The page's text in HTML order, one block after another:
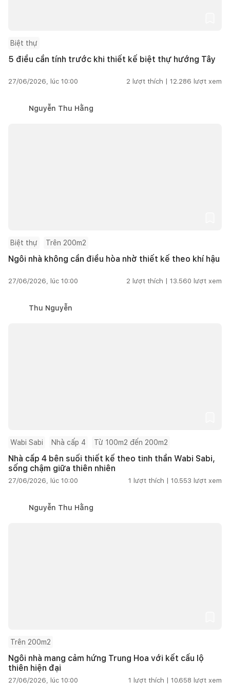
Biệt thự
5 điều cần tính trước khi thiết kế biệt thự hướng Tây
27/06/2026, lúc 10:00 2 lượt thích | 12.286 lượt xem
Nguyễn Thu Hằng
Biệt thự Trên 200m2
Ngôi nhà không cần điều hòa nhờ thiết kế theo khí hậu
27/06/2026, lúc 10:00 2 lượt thích | 13.560 lượt xem
Thu Nguyễn
Wabi Sabi Nhà cấp 4 Từ 100m2 đến 200m2
Nhà cấp 4 bên suối thiết kế theo tinh thần Wabi Sabi,
sống chậm giữa thiên nhiên
27/06/2026, lúc 10:00 1 lượt thích | 10.553 lượt xem
Nguyễn Thu Hằng
Trên 200m2
Ngôi nhà mang cảm hứng Trung Hoa với kết cấu lộ
thiên hiện đại
27/06/2026, lúc 10:00 1 lượt thích | 10.658 lượt xem